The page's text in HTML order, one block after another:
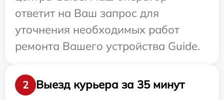
ответит на Ваш запрос для
уточнения необходимых работ
ремонта Вашего устройства Guide.
2 Выезд курьера за 35 минут